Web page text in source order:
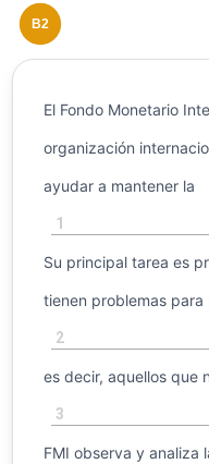
B2
El Fondo Monetario
organización
ayudar a mantener la
1
Su principal tarea es
tienen problemas para
2
es decir, aquellos que
3
FMI observa y analiza